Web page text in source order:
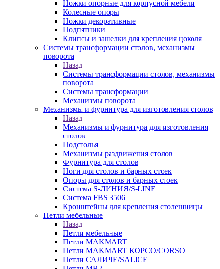
Ножки опорные для корпусной мебели
Колесные опоры
Ножки декоративные
Подпятники
Клипсы и защелки для крепления цоколя
Системы трансформации столов, механизмы
поворота
Назад
Системы трансформации столов, механизмы
поворота
Системы трансформации
Механизмы поворота
Механизмы и фурнитура для изготовления столов
Назад
Механизмы и фурнитура для изготовления
столов
Подстолья
Механизмы раздвижения столов
Фурнитура для столов
Ноги для столов и барных стоек
Опоры для столов и барных стоек
Система S-ЛИНИЯ/S-LINE
Система FBS 3506
Кронштейны для крепления столешницы
Петли мебельные
Назад
Петли мебельные
Петли MAKMART
Петли MAKMART КОРСО/CORSO
Петли САЛИЧЕ/SALICE